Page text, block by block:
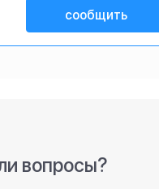
сообщить
вопросы?